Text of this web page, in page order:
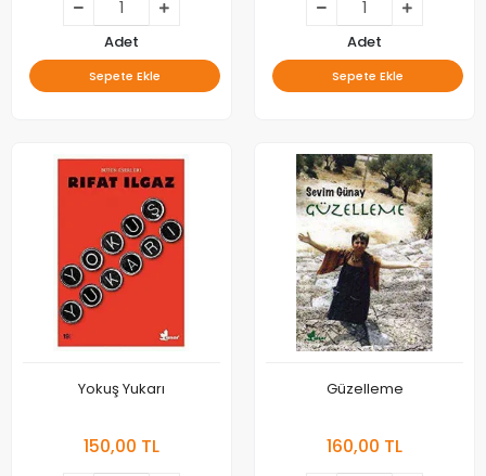
Adet
Sepete Ekle
Adet
Sepete Ekle
Yokuş Yukarı
150,00 TL
Güzelleme
160,00 TL